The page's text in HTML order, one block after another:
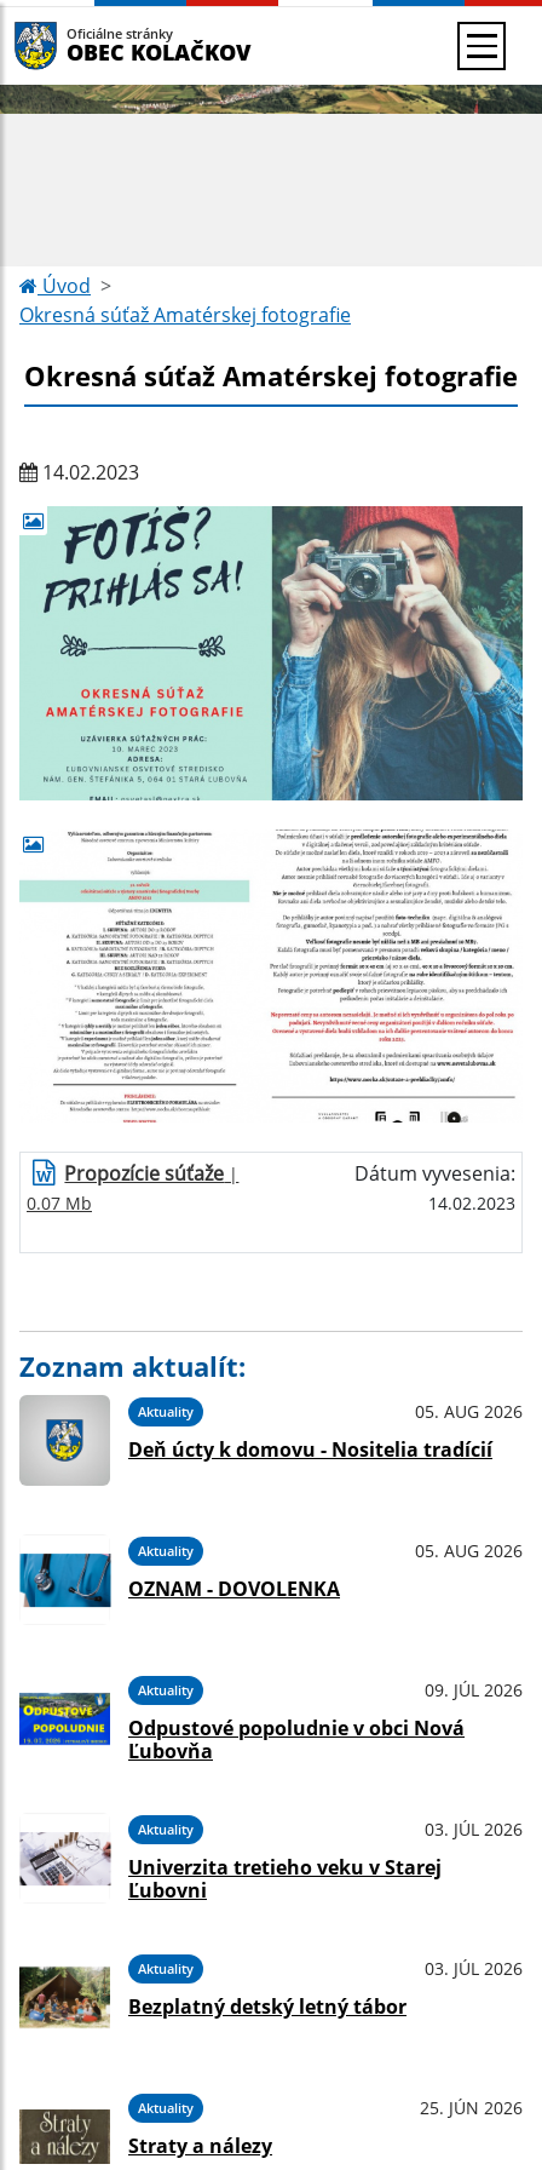
Oficiálne stránky
OBEC KOLAČKOV
Úvod
Okresná súťaž Amatérskej fotografie
Okresná súťaž Amatérskej fotografie
14.02.2023
Propozície súťaže |
0.07 Mb
Dátum vyvesenia:
14.02.2023
Zoznam aktualít:
Aktuality 05. AUG 2026
Deň úcty k domovu - Nositelia tradícií
Aktuality 05. AUG 2026
OZNAM - DOVOLENKA
Aktuality 09. JÚL 2026
Odpustové popoludnie v obci Nová
Ľubovňa
Aktuality 03. JÚL 2026
Univerzita tretieho veku v Starej
Ľubovni
Aktuality 03. JÚL 2026
Bezplatný detský letný tábor
Aktuality 25. JÚN 2026
Straty a nálezy